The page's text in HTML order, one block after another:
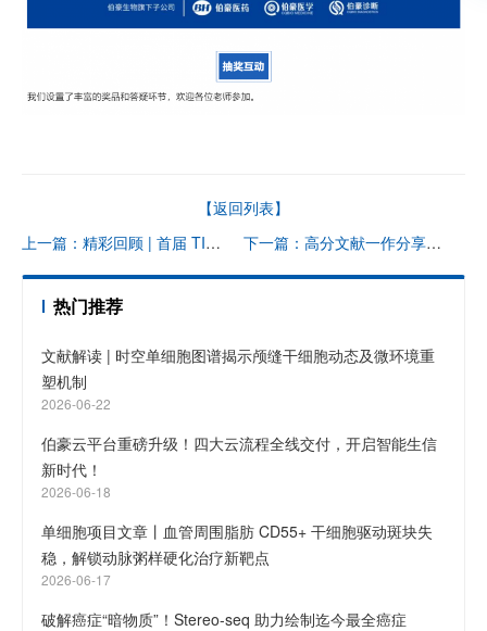
【返回列表】
上一篇：精彩回顾 | 首届 TICSSO 国际单细胞及空间组学大会圆满闭幕
下一篇：高分文献一作分享会 | 单细胞组学揭示树突状细胞迁移在炎症和疾病中的作用和机制
热门推荐
文献解读 | 时空单细胞图谱揭示颅缝干细胞动态及微环境重
塑机制
2026-06-22
伯豪云平台重磅升级！四大云流程全线交付，开启智能生信
新时代！
2026-06-18
单细胞项目文章丨血管周围脂肪 CD55+ 干细胞驱动斑块失
稳，解锁动脉粥样硬化治疗新靶点
2026-06-17
破解癌症“暗物质”！Stereo-seq 助力绘制迄今最全癌症